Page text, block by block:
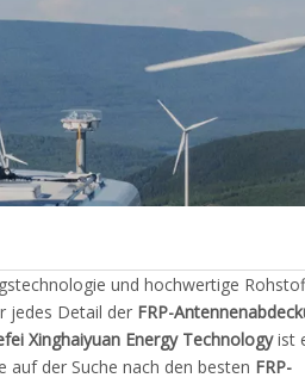
und hochwertige
jedes Detail der FRP-
Xinghaiyuan Energy Technologyist
der Suche nach den besten FRP-